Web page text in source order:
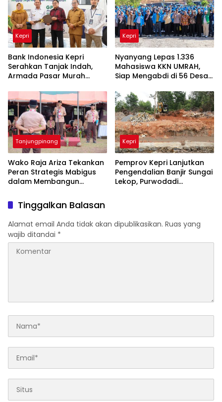
Kepri
Bank Indonesia Kepri
Serahkan Tanjak Indah,
Armada Pasar Murah
Inflasi Daerah
Kepri
Nyanyang Lepas 1.336
Mahasiswa KKN UMRAH,
Siap Mengabdi di 56 Desa
Tanjungpinang
Wako Raja Ariza Tekankan
Peran Strategis Mabigus
dalam Membangun
Kepri
Pemprov Kepri Lanjutkan
Pengendalian Banjir Sungai
Lekop, Purwodadi
Tinggalkan Balasan
Alamat email Anda tidak akan dipublikasikan. Ruas yang
wajib ditandai *